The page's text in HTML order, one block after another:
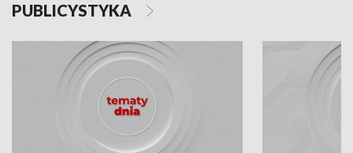
PUBLICYSTYKA